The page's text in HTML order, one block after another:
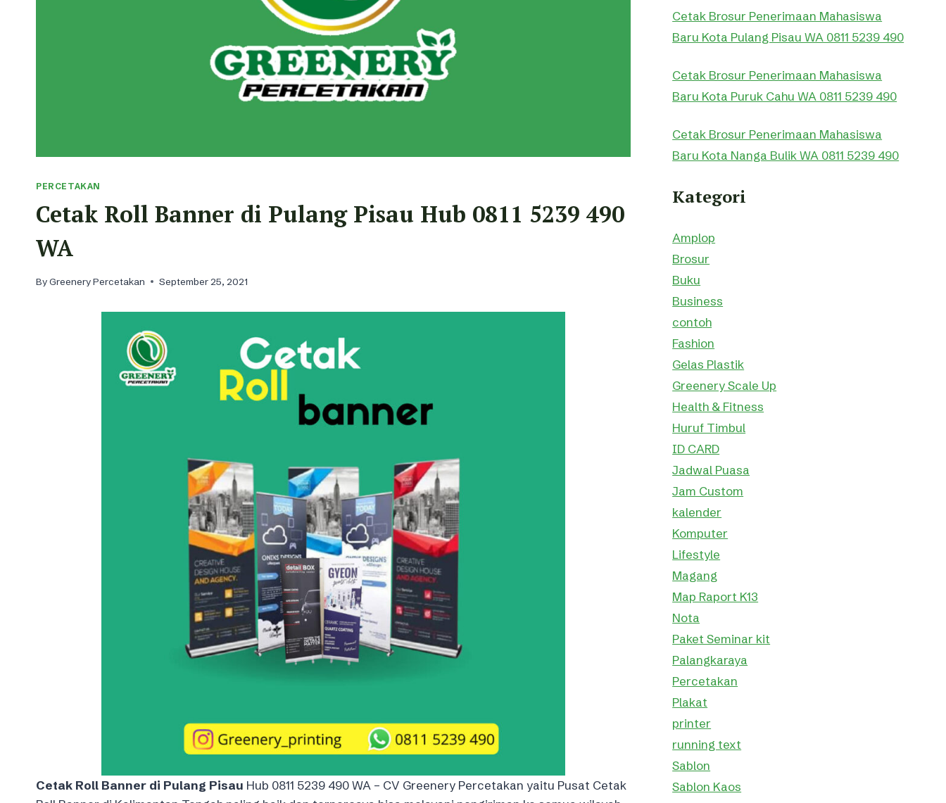
PERCETAKAN
Cetak Roll Banner di Pulang Pisau Hub 0811 5239 490
WA
ByGreenery Percetakan September 25, 2021
Cetak Roll Banner di Pulang Pisau Hub 0811 5239 490 WA – CV Greenery Percetakan yaitu Pusat Cetak
Cetak Brosur Penerimaan Mahasiswa
Baru Kota Pulang Pisau WA 0811 5239 490
Cetak Brosur Penerimaan Mahasiswa
Baru Kota Puruk Cahu WA 0811 5239 490
Cetak Brosur Penerimaan Mahasiswa
Baru Kota Nanga Bulik WA 0811 5239 490
Kategori
Amplop
Brosur
Buku
Business
contoh
Fashion
Gelas Plastik
Greenery Scale Up
Health & Fitness
Huruf Timbul
ID CARD
Jadwal Puasa
Jam Custom
kalender
Komputer
Lifestyle
Magang
Map Raport K13
Nota
Paket Seminar kit
Palangkaraya
Percetakan
Plakat
printer
running text
Sablon
Sablon Kaos